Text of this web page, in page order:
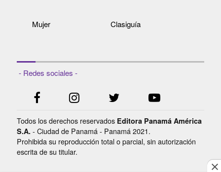
Mujer Clasiguía
- Redes sociales -
Todos los derechos reservados Editora Panamá América
S.A. - Ciudad de Panamá - Panamá 2021.
Prohibida su reproducción total o parcial, sin autorización
escrita de su titular.